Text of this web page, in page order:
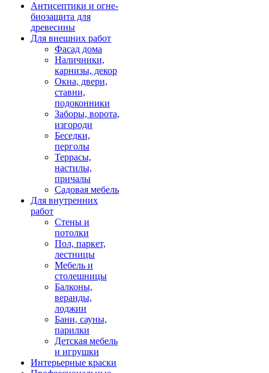
Антисептики и огне-
биозащита для
древесины
Для внешних работ
Фасад дома
Наличники,
карнизы, декор
Окна, двери,
ставни,
подоконники
Заборы, ворота,
изгороди
Беседки,
перголы
Террасы,
настилы,
причалы
Садовая мебель
Для внутренних
работ
Стены и
потолки
Пол, паркет,
лестницы
Мебель и
столешницы
Балконы,
веранды,
лоджии
Бани, сауны,
парилки
Детская мебель
и игрушки
Интерьерные краски